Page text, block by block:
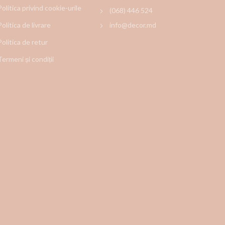
privind cookie-urile
de livrare
de retur
și condiții
(068) 446 524
info@decor.md